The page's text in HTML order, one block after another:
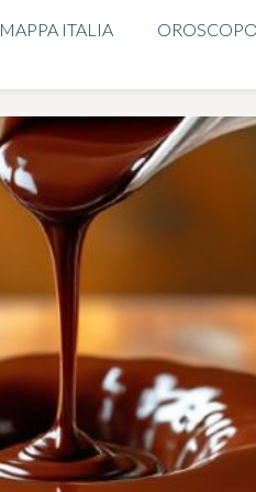
MAPPA ITALIA OROSCOPO